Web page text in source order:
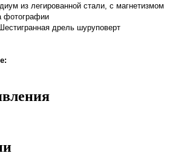
из легированной стали, с магнетизмом
фотографии
дрель шуруповерт